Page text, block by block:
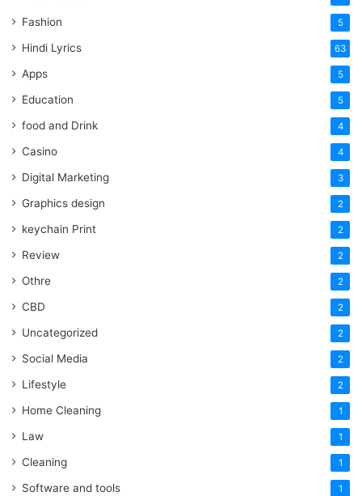
Fashion 5
Hindi Lyrics 63
Apps 5
Education 5
food and Drink 4
Casino 4
Digital Marketing 3
Graphics design 2
keychain Print 2
Review 2
Othre 2
CBD 2
Uncategorized 2
Social Media 2
Lifestyle 2
Home Cleaning 1
Law 1
Cleaning 1
Software and tools 1